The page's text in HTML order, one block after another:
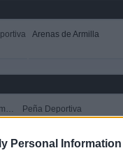
Personal Information
Arenas de Armilla
Arenas de Armilla Peña Deportiva